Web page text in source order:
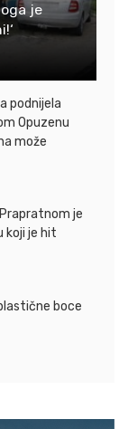
je
podnijela
Opuzenu
može
Prapratnom je
koji je hit
boce